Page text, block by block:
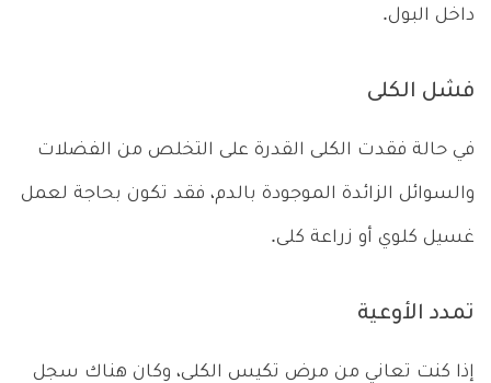
داخل البول.
فشل الكلى
في حالة فقدت الكلى القدرة على التخلص من الفضلات
والسوائل الزائدة الموجودة بالدم، فقد تكون بحاجة لعمل
غسيل كلوي أو زراعة كلى.
تمدد الأوعية
إذا كنت تعاني من مرض تكيس الكلى، وكان هناك سجل